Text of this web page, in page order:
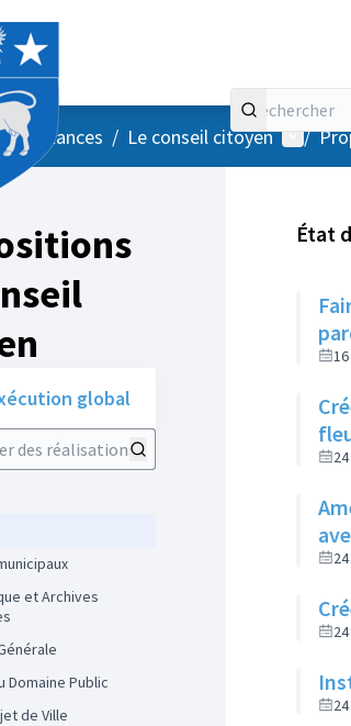
instances / Le conseil citoyen Menu
/
global
réalisations
Domaine Public
de Ville
État